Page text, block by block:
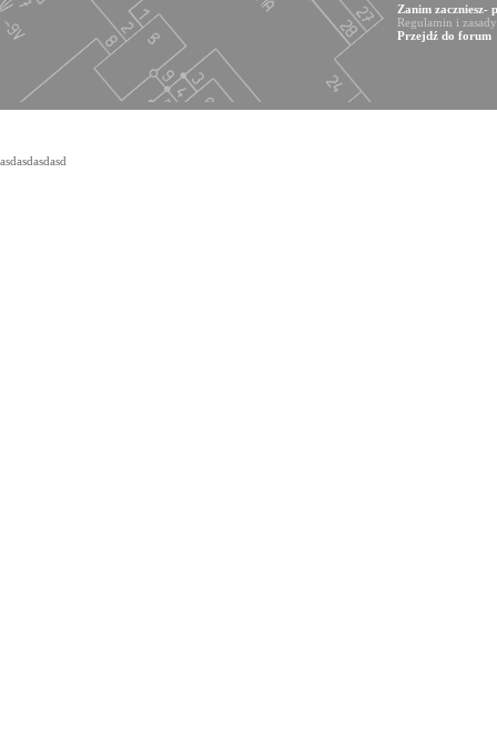
Zanim zaczniesz-
Regulamin i
Przejdź do forum
asdasdasdasd